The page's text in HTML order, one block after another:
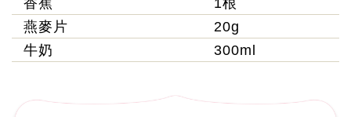
香蕉
1根
燕麥片
20g
牛奶
300ml